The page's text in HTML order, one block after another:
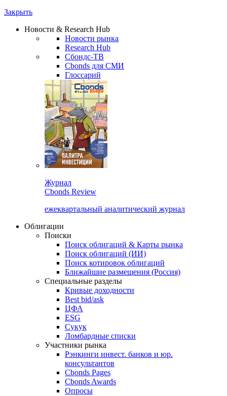
Закрыть
Новости & Research Hub
Новости рынка
Research Hub
Сбондс-ТВ
Cbonds для СМИ
Глоссарий
Журнал
Cbonds Review
ежеквартальный аналитический журнал
Облигации
Поиски
Поиск облигаций & Карты рынка
Поиск облигаций (ИИ)
Поиск котировок облигаций
Ближайшие размещения (Россия)
Специальные разделы
Кривые доходности
Best bid/ask
ЦФА
ESG
Сукук
Ломбардные списки
Участники рынка
Рэнкинги инвест. банков и юр.
консультантов
Cbonds Pages
Cbonds Awards
Опросы